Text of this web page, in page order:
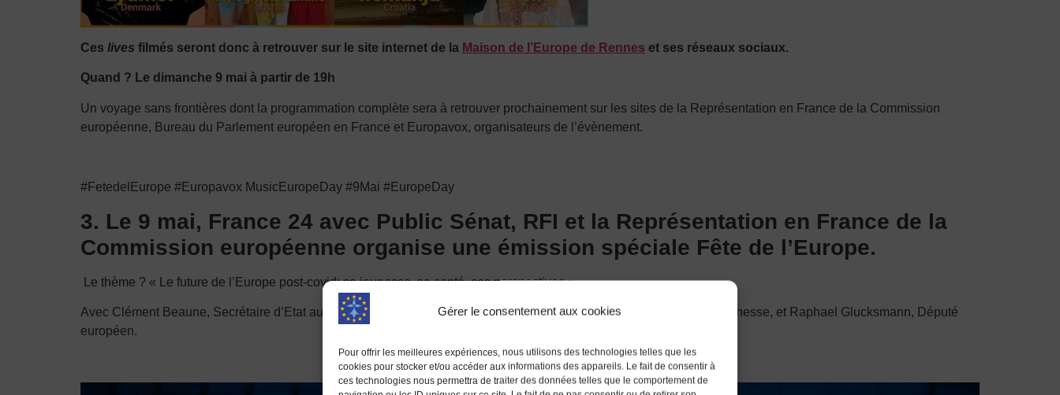
Gérer le consentement aux cookies
Pour offrir les meilleures expériences, nous utilisons des technologies telles que les
cookies pour stocker et/ou accéder aux informations des appareils. Le fait de consentir à
ces technologies nous permettra de traiter des données telles que le comportement de
Ces lives filmés seront donc à retrouver sur le site internet de la Maison de l’Europe de Rennes et ses réseaux sociaux.
Quand ? Le d imanche 9 mai à partir de 19h
Un voyage sans frontières dont la programmation complète sera à retrouver prochainement sur les sites de la Représentation en France de la Commission
européenne, Bureau du Parlement européen en France et Europavox, organisateurs de l’évènement.
#FetedelEurope #Europavox MusicEuropeDay #9Mai #EuropeDay
3. Le 9 mai, France 24 avec Public Sénat, RFI et la Représentation en France de la
Commission européenne organise une émission spéciale Fête de l’Europe.
Le thème ? « Le future de l’Europe post-covid: sa jeunesse, sa santé, ses perspectives »
Avec Clément Beaune, Secrétaire d’Etat aux Affaires européennes, Mariya Gabriel, Commissaire européenne à la jeunesse, et Raphael Glucksmann, Député
européen.